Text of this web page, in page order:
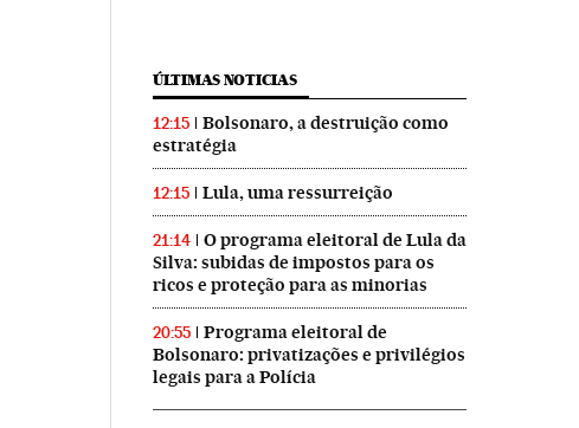
ÚLTIMAS NOTICIAS
12:15
Bolsonaro, a destruição como
estratégia
12:15 Lula, uma ressurreição
21:14
O programa eleitoral de Lula da
Silva: subidas de impostos para os
ricos e proteção para as minorias
20:55
Programa eleitoral de
Bolsonaro: privatizações e privilégios
legais para a Polícia